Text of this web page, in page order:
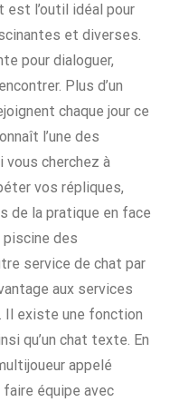
est l’outil idéal pour
et diverses.
pour dialoguer,
Plus d’un
chaque jour ce
l’une des
vous cherchez à
vos répliques,
de la pratique en face
piscine des
service de chat par
aux services
Il existe une fonction
qu’un chat texte. En
appelé
faire équipe avec